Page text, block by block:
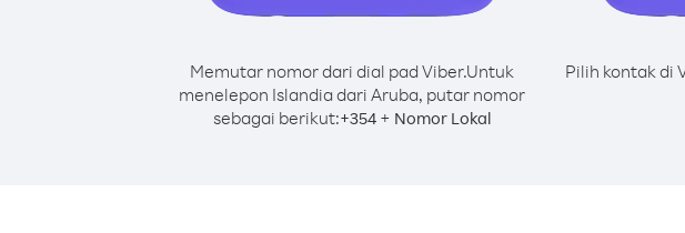
Memutar nomor dari dial pad Viber.Untuk
menelepon Islandia dari Aruba, putar nomor
sebagai berikut:+354+ Nomor Lokal
Pilih kontak di